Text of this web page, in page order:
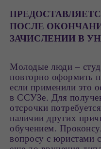
ПОСЛЕ
ЗАЧИСЛЕНИИ В
Молодые люди –
повторно оформить
если применили это
в ССУЗе. Для
отсрочки
наличии других
обучением.
вопросу с юристами